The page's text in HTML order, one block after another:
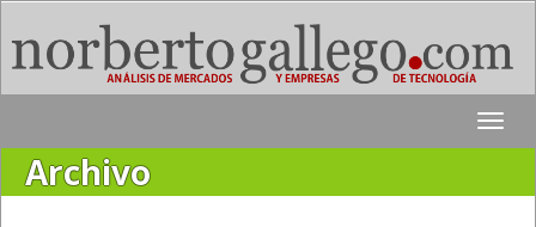
Toggle
Archivo